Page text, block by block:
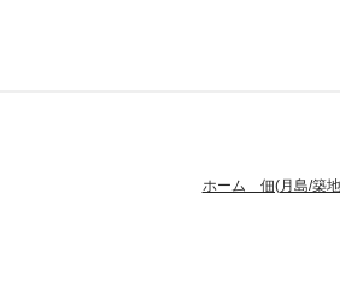
ホーム 佃(月島/築地